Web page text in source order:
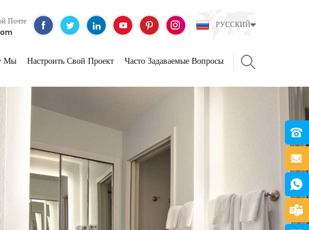
РУССКИЙ
Почте
Мы Настроить Свой Проект Часто Задаваемые Вопросы